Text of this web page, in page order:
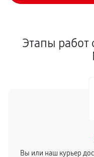
Этапы работ
Вы или наш курьер